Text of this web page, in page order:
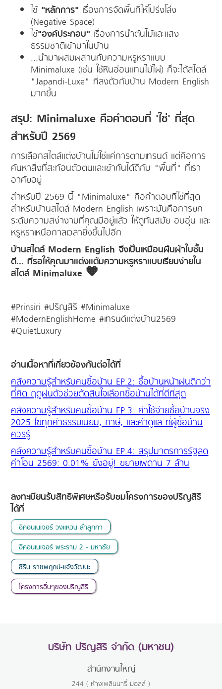
ใช้ "หลักการ" เรื่องการจัดพื้นที่ให้โปร่งโล่ง
(Negative Space)
ใช้"องค์ประกอบ" เรื่องการนำต้นไม้และแสง
ธรรมชาติเข้ามาในบ้าน
...นำมาผสมผสานกับความหรูหราแบบ
Minimaluxe (เช่น ใช้หินอ่อนแทนไม้ไผ่) ก็จะได้สไตล์
"Japandi-Luxe" ที่ลงตัวกับบ้าน Modern English
มากขึ้น
สรุป: Minimaluxe คือคำตอบที่ 'ใช่' ที่สุด
สำหรับปี 2569
การเลือกสไตล์แต่งบ้านไม่ใช่แค่การตามเทรนด์ แต่คือการ
ค้นหาสิ่งที่สะท้อนตัวตนและเข้ากันได้ดีกับ "พื้นที่" ที่เรา
อาศัยอยู่
สำหรับปี 2569 นี้ "Minimaluxe" คือคำตอบที่ใช่ที่สุด
สำหรับบ้านสไตล์ Modern English เพราะมันคือการยก
ระดับความสง่างามที่คุณมีอยู่แล้ว ให้ดูทันสมัย อบอุ่น และ
หรูหราเหนือกาลเวลายิ่งขึ้นไปอีก
บ้านสไตล์ Modern English จึงเป็นเหมือนผืนผ้าใบชั้น
ดี... ที่รอให้คุณมาแต่งแต้มความหรูหราแบบเรียบง่ายใน
สไตล์ Minimaluxe 🧡
#Prinsiri #ปริญสิริ #Minimaluxe
#ModernEnglishHome #เทรนด์แต่งบ้าน2569
#QuietLuxury
อ่านเนื้อหาที่เกี่ยวข้องกันต่อได้ที่
คลังความรู้สำหรับคนซื้อบ้าน EP.2: ซื้อบ้านหน้าฝนดีกว่า
ที่คิด ฤดูฝนตัวช่วยตัดสินใจเลือกซื้อบ้านได้ที่ดีที่สุด
คลังความรู้สำหรับคนซื้อบ้าน EP.3: ค่าใช้จ่ายซื้อบ้านจริง
2025 ไขทุกค่าธรรมเนียม, ภาษี, และค่าดูแล ที่ผู้ซื้อบ้าน
ควรรู้
คลังความรู้สำหรับคนซื้อบ้าน EP.4: สรุปมาตรการรัฐลด
ค่าโอน 2569: 0.01% ยังอยู่! ขยายเพดาน 7 ล้าน
ลงทะเบียนรับสิทธิพิเศษหรือรับชมโครงการของปริญสิริ
ได้ที่
อิคอนเนเจอร์ วงแหวน ลำลูกกา
อิคอนเนเจอร์ พระราม 2 - มหาชัย
ซีรีน ราชพฤกษ์-แจ้งวัฒนะ
โครงการอื่นๆของปริญสิริ
บริษัท ปริญสิริ จำกัด (มหาชน)
สำนักงานใหญ่
244 ( ห้างเพลินนารี่ มอลล์ )